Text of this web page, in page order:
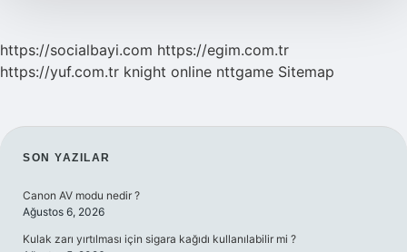
https://socialbayi.com https://egim.com.tr
https://yuf.com.tr knight online nttgame Sitemap
SIDEBAR
SON YAZILAR
Canon AV modu nedir ?
Ağustos 6, 2026
Kulak zarı yırtılması için sigara kağıdı kullanılabilir mi ?